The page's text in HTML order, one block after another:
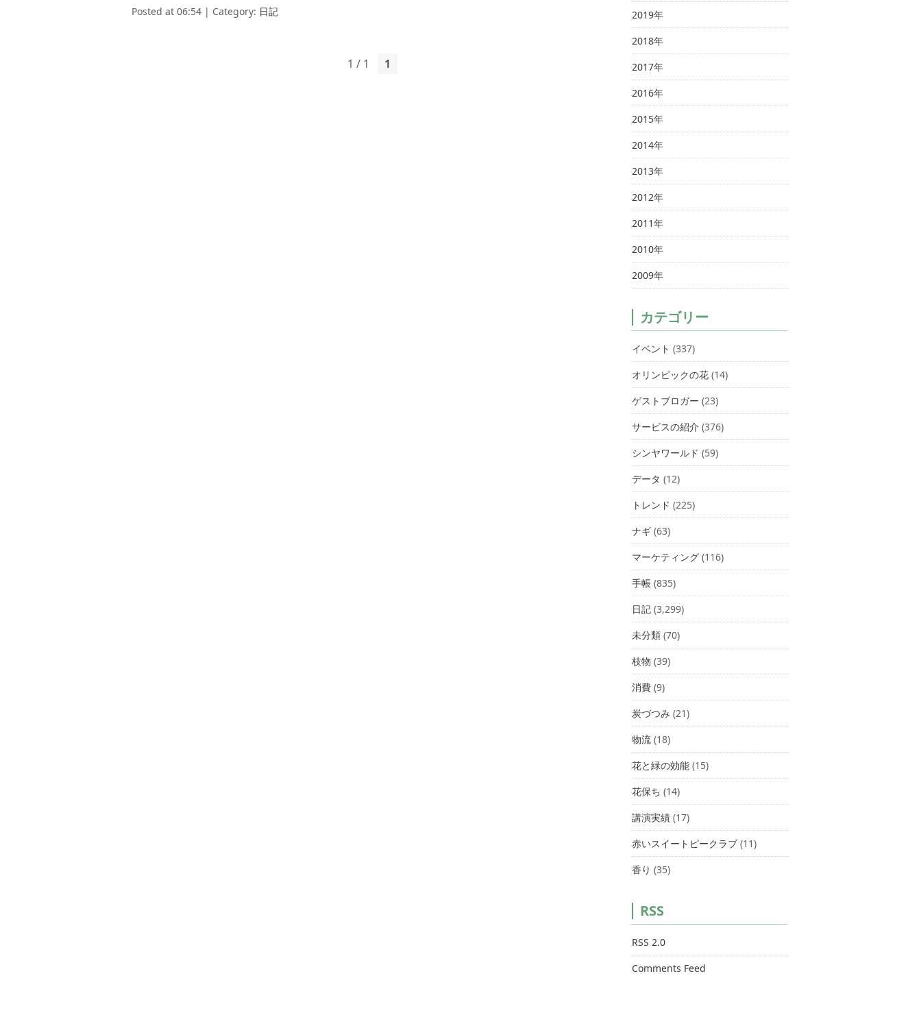
Posted at 06:54 | Category: 日記
1 / 1 1
2019年
2018年
2017年
2016年
2015年
2014年
2013年
2012年
2011年
2010年
2009年
カテゴリー
イベント (337)
オリンピックの花 (14)
ゲストブロガー (23)
サービスの紹介 (376)
シンヤワールド (59)
データ (12)
トレンド (225)
ナギ (63)
マーケティング (116)
手帳 (835)
日記 (3,299)
未分類 (70)
枝物 (39)
消費 (9)
炭づつみ (21)
物流 (18)
花と緑の効能 (15)
花保ち (14)
講演実績 (17)
赤いスイートピークラブ (11)
香り (35)
RSS
RSS 2.0
Comments Feed